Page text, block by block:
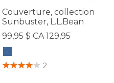
Couverture, collection
Sunbuster, L.L.Bean
99,95 $ CA 129,95
4,7 sur 5 Évaluation des clients
2